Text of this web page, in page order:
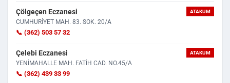
Çölgeçen Eczanesi ATAKUM
CUMHURİYET MAH. 83. SOK. 20/A
📞 (362) 503 57 32
Çelebi Eczanesi ATAKUM
YENİMAHALLE MAH. FATİH CAD. NO.45/A
📞 (362) 439 33 99